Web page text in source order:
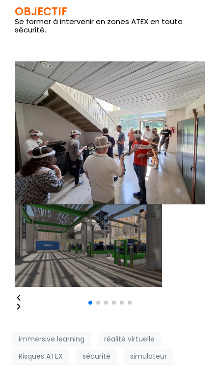
OBJECTIF
Se former à intervenir en zones ATEX en toute
sécurité.
immersive learning
réalité virtuelle
Risques ATEX
sécurité simulateur